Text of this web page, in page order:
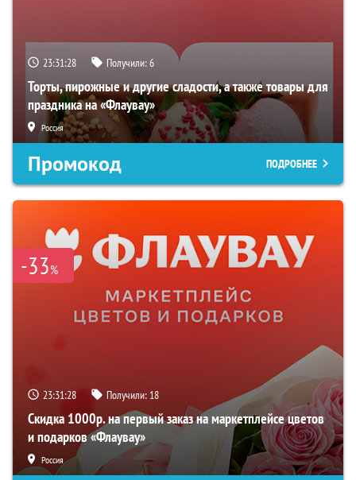
23:31:27 Получили:6
Торты, пирожные и другие сладости, а также товары для
праздника на «Флаувау»
Россия
Промокод ПОДРОБНЕЕ
-33%
23:31:27 Получили: 18
Скидка 1000р. на первый заказ на маркетплейсе цветов
и подарков «Флаувау»
Россия